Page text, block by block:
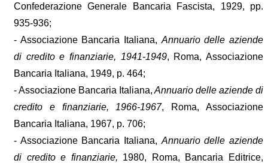
Confederazione Generale Bancaria Fascista, 1929, pp.
935-936;
- Associazione Bancaria Italiana, Annuario delle aziende
di credito e finanziarie, 1941-1949, Roma, Associazione
Bancaria Italiana, 1949, p. 464;
- Associazione Bancaria Italiana, Annuario delle aziende di
credito e finanziarie, 1966-1967, Roma, Associazione
Bancaria Italiana, 1967, p. 706;
- Associazione Bancaria Italiana, Annuario delle aziende
di credito e finanziarie, 1980, Roma, Bancaria Editrice,